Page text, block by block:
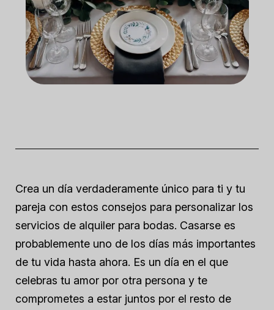
Crea un día verdaderamente único para ti y tu
pareja con estos consejos para personalizar los
servicios de alquiler para bodas. Casarse es
probablemente uno de los días más importantes
de tu vida hasta ahora. Es un día en el que
celebras tu amor por otra persona y te
comprometes a estar juntos por el resto de